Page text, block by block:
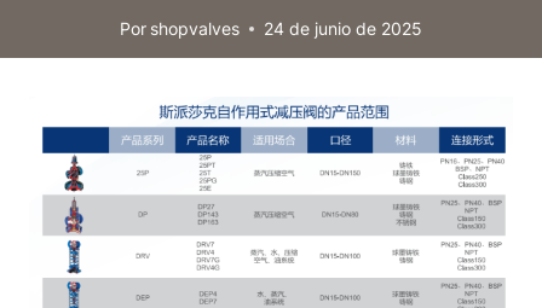
Por shopvalves 24 de junio de 2025